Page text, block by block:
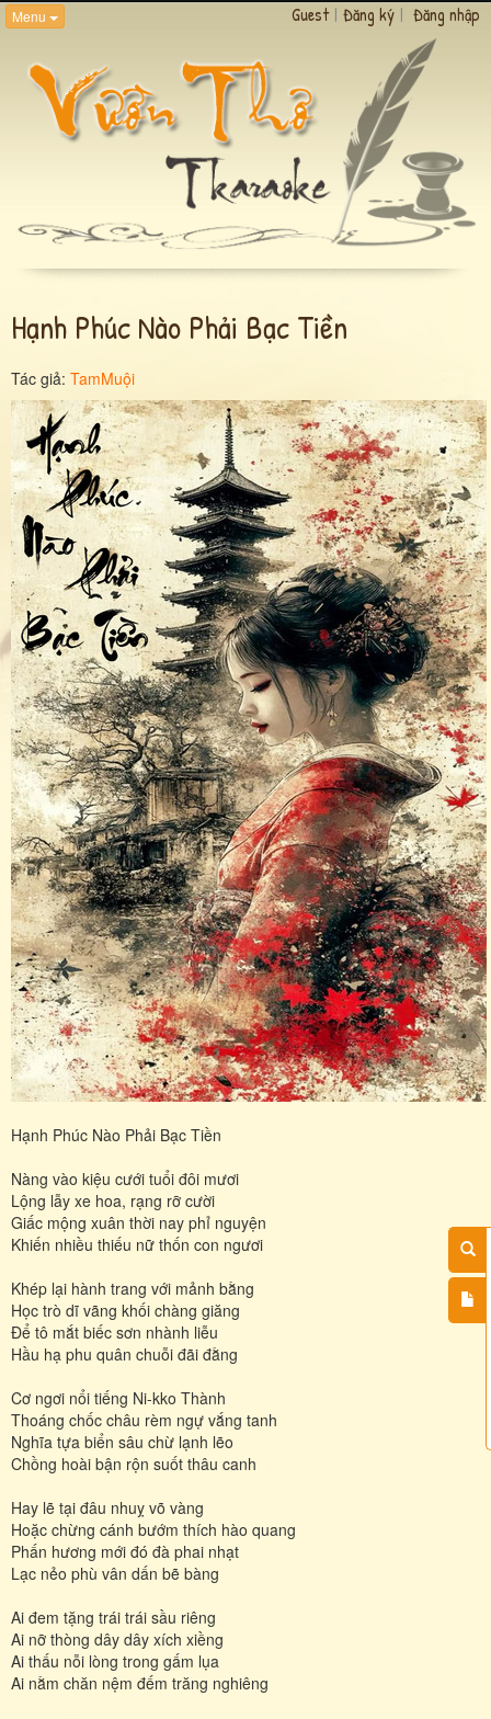
Menu Guest | Đăng ký | Đăng nhập
Hạnh Phúc Nào Phải Bạc Tiền
Tác giả: TamMuội
Hạnh Phúc Nào Phải Bạc Tiền
Nàng vào kiệu cưới tuổi đôi mươi
Lộng lẫy xe hoa, rạng rỡ cười
Giấc mộng xuân thời nay phỉ nguyện
Khiến nhiều thiếu nữ thốn con ngươi
Khép lại hành trang với mảnh bằng
Học trò dĩ vãng khối chàng giăng
Để tô mắt biếc sơn nhành liễu
Hầu hạ phu quân chuỗi đãi đằng
Cơ ngơi nổi tiếng Ni-kko Thành
Thoáng chốc châu rèm ngự vắng tanh
Nghĩa tựa biển sâu chừ lạnh lẽo
Chồng hoài bận rộn suốt thâu canh
Hay lẽ tại đâu nhuỵ võ vàng
Hoặc chừng cánh bướm thích hào quang
Phấn hương mới đó đà phai nhạt
Lạc nẻo phù vân dấn bẽ bàng
Ai đem tặng trái trái sầu riêng
Ai nỡ thòng dây dây xích xiềng
Ai thấu nỗi lòng trong gấm lụa
Ai nằm chăn nệm đếm trăng nghiêng